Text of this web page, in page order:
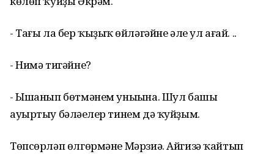
- Тағы ла бер ҡыҙыҡ һөйләгәйне әле ул ағай. ..
- Нимә тигәйне?
- Ышанып бөтмәнем уныһына. Шул башы
ауыртыу бәләһелер тинем дә ҡуйҙым.
Төпсөрләп өлгөрмәне Мәрзиә. Айгизә ҡайтып